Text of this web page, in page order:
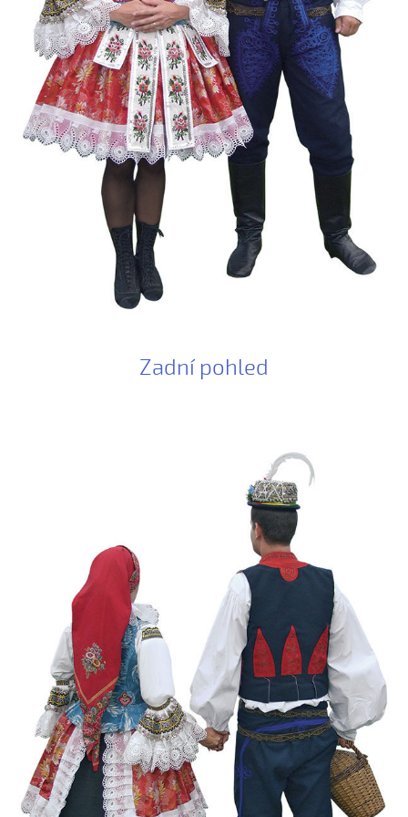
Bílá růža rozkvétala (Kristýna Malá, 2009)
Boršičtí mládenci (Kateřina Šmídová, 2009)
Černé oči, černé
Červená růžičko (Petra Obdržálková, 2010)
Červené jablúčko...
Červené jabučko (Klára Elsnerová, 2008)
Chodí kňaz po dvore (Martin Pěcha, 2006)
Chodí kňaz po dvore (Patrik Matušina, 2008)
Chodila...
Chodiła Anička...
Chodila po roli...
Chodily dvě panny (Iveta Janíková, 2008)
Chovaly ně maměnka (Tereza Hůsková, 2004)
Čí to husičky na tej vodě (Štěpánka Králová, 2004)
Čí to lúčka nekosená...
Čí že sú to koně ve dvoře (David Hofman, 2004)
Čí že sú to koně, žádný s nima neore (Martin Pěcha,
2004)
Cigáné, cigáné (Anna Maňásková, 2005)
Čja, že je to hen ta scena (Martina Holíková, 2005)
Co sa stalo na Stráni pri bráně (Alena Mimochodková,
2005)
Daj ně, Bože, synka...
Daj ně, Bože, vědět (Lucie Rybnikářová, 2009)
Daj, Pán Bůh, deštíčka (Marek Pavlica, 2010)
Zadní pohled